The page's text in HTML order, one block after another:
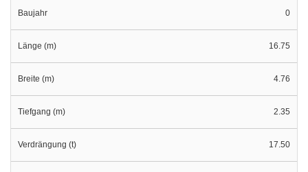
Baujahr 0
Länge (m) 16.75
Breite (m) 4.76
Tiefgang (m) 2.35
Verdrängung (t) 17.50